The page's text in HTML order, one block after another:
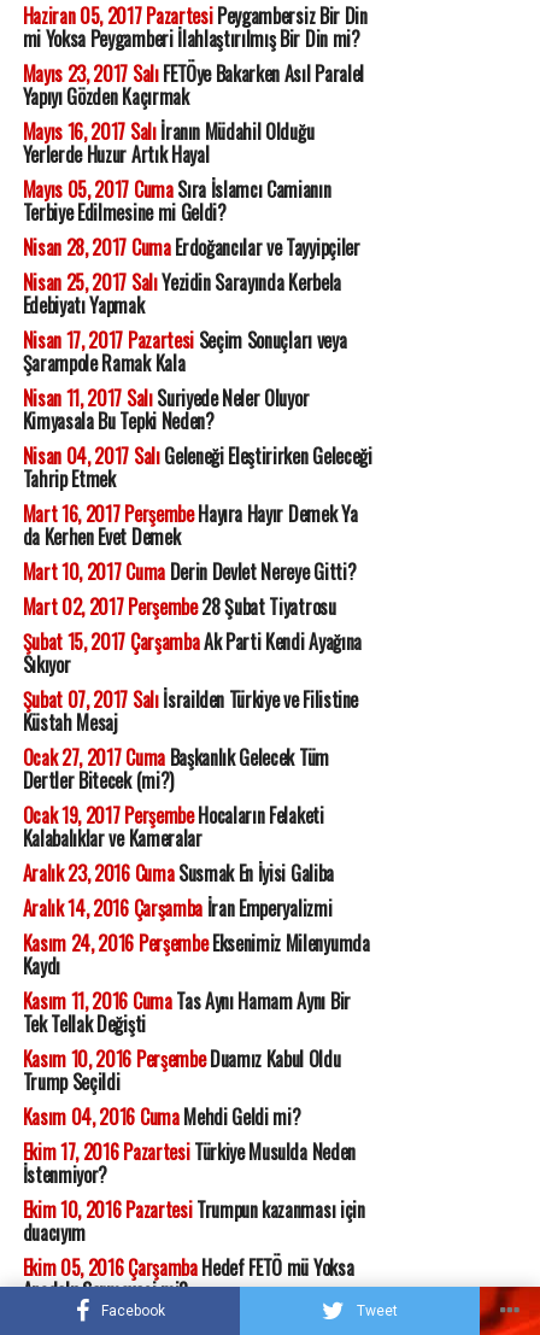
Facebook Tweet
Haziran 05, 2017 PazartesiPeygambersiz Bir Din
mi Yoksa Peygamberi İlahlaştırılmış Bir Din mi?
Mayıs 23, 2017 SalıFETÖye Bakarken Asıl Paralel
Yapıyı Gözden Kaçırmak
Mayıs 16, 2017 Salıİranın Müdahil Olduğu
Yerlerde Huzur Artık Hayal
Mayıs 05, 2017 CumaSıra İslamcı Camianın
Terbiye Edilmesine mi Geldi?
Nisan 28, 2017 CumaErdoğancılar ve Tayyipçiler
Nisan 25, 2017 SalıYezidin Sarayında Kerbela
Edebiyatı Yapmak
Nisan 17, 2017 PazartesiSeçim Sonuçları veya
Şarampole Ramak Kala
Nisan 11, 2017 SalıSuriyede Neler Oluyor
Kimyasala Bu Tepki Neden?
Nisan 04, 2017 SalıGeleneği Eleştirirken Geleceği
Tahrip Etmek
Mart 16, 2017 PerşembeHayıra Hayır Demek Ya
da Kerhen Evet Demek
Mart 10, 2017 CumaDerin Devlet Nereye Gitti?
Mart 02, 2017 Perşembe28 Şubat Tiyatrosu
Şubat 15, 2017 ÇarşambaAk Parti Kendi Ayağına
Sıkıyor
Şubat 07, 2017 Salıİsrailden Türkiye ve Filistine
Küstah Mesaj
Ocak 27, 2017 CumaBaşkanlık Gelecek Tüm
Dertler Bitecek (mi?)
Ocak 19, 2017 PerşembeHocaların Felaketi
Kalabalıklar ve Kameralar
Aralık 23, 2016 CumaSusmak En İyisi Galiba
Aralık 14, 2016 Çarşambaİran Emperyalizmi
Kasım 24, 2016 PerşembeEksenimiz Milenyumda
Kaydı
Kasım 11, 2016 CumaTas Aynı Hamam Aynı Bir
Tek Tellak Değişti
Kasım 10, 2016 PerşembeDuamız Kabul Oldu
Trump Seçildi
Kasım 04, 2016 CumaMehdi Geldi mi?
Ekim 17, 2016 PazartesiTürkiye Musulda Neden
İstenmiyor?
Ekim 10, 2016 PazartesiTrumpun kazanması için
duacıyım
Ekim 05, 2016 ÇarşambaHedef FETÖ mü Yoksa
Anadolu Sermayesi mi?
Eylül 21, 2016 Çarşamba
18 Yaşında Üniversiteyi